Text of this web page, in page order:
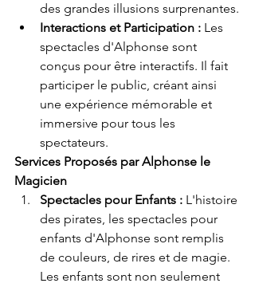
des grandes illusions surprenantes.
Interactions et Participation : Les
spectacles d'Alphonse sont
conçus pour être interactifs. Il fait
participer le public, créant ainsi
une expérience mémorable et
immersive pour tous les
spectateurs.
Services Proposés par Alphonse le
Magicien
Spectacles pour Enfants : L'histoire
des pirates, les spectacles pour
enfants d'Alphonse sont remplis
de couleurs, de rires et de magie.
Les enfants sont non seulement